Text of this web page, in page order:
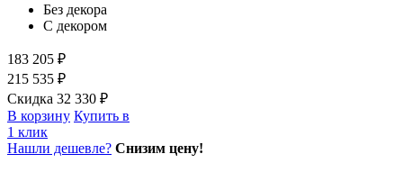
Без декора
С декором
183 205 ₽
215 535 ₽
Скидка 32 330 ₽
В корзину Купить в
1 клик
Нашли дешевле? Снизим цену!